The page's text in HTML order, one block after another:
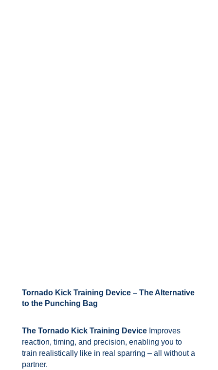
Tornado Kick Training Device – The Alternative
to the Punching Bag
The Tornado Kick Training DeviceImproves
reaction, timing, and precision, enabling you to
train realistically like in real sparring – all without a
partner.